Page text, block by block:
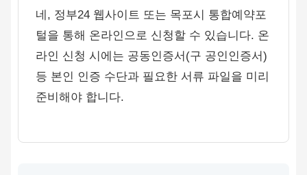
네, 정부24 웹사이트 또는 목포시 통합예약포
털을 통해 온라인으로 신청할 수 있습니다. 온
라인 신청 시에는 공동인증서(구 공인인증서)
등 본인 인증 수단과 필요한 서류 파일을 미리
준비해야 합니다.